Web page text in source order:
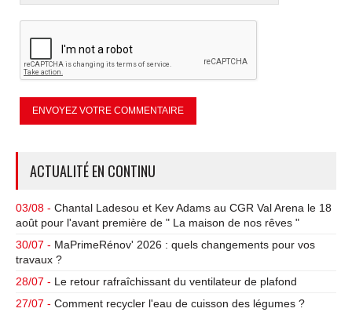
ACTUALITÉ EN CONTINU
03/08 - Chantal Ladesou et Kev Adams au CGR Val Arena le 18
août pour l'avant première de " La maison de nos rêves "
30/07 - MaPrimeRénov' 2026 : quels changements pour vos
travaux ?
28/07 - Le retour rafraîchissant du ventilateur de plafond
27/07 - Comment recycler l'eau de cuisson des légumes ?